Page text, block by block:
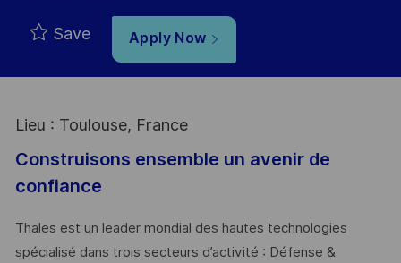
Save Apply Now
Lieu : Toulouse, France
Construisons ensemble un avenir de
confiance
Thales est un leader mondial des hautes technologies
spécialisé dans trois secteurs d’activité : Défense &